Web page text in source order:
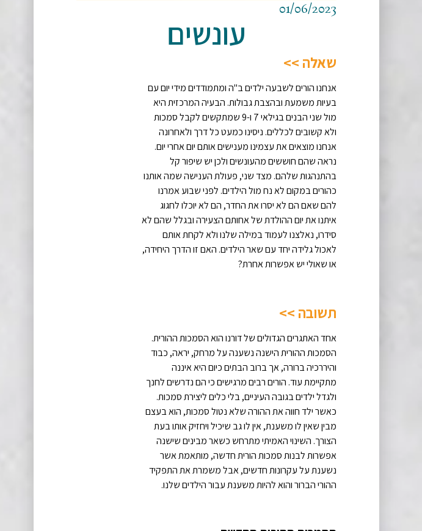
01/06/2023
עונשים
שאלה >>
אנחנו הורים לשבעה ילדים ב"ה ומתמודדים מידי יום עם
בעיות משמעת ובהצבת גבולות. הבעיה המרכזית היא
מול שני הבנים בגילאי 7 ו-9 שמתקשים לקבל סמכות
ולא קשובים לכללים. ניסינו כמעט כל דרך ולאחרונה
אנחנו מוצאים את עצמינו מענישים אותם יום אחרי יום.
נראה שהם חוששים מהעונשים ולכן יש שיפור קל
בהתנהגות שלהם. מצד שני, פעולת הענישה שמה אותנו
כהורים במקום לא נח מול הילדים. לפני שבוע אמרנו
להם שאם הם לא יסרו את החדר, הם לא יוכלו לחגוג
איתנו את יום ההולדת של אחותם הצעירה ובגלל שהם לא
סידרו, נאלצנו לעמוד במילה שלנו ולא לקחת אותם
לאכול גלידה יחד עם שאר הילדים. האם זו הדרך היחידה,
או שאולי יש אפשרות אחרת?
תשובה >>
אחד האתגרים הגדולים של דורנו הוא הסמכות ההורית.
הסמכות ההורית הישנה נשענה על מרחק, יראה, כבוד
והיררכיה ברורה, אך ברוב הבתים כיום היא איננה
מתקיימת עוד. הורים רבים מרגישים כי הם נדרשים לחנך
ולגדל ילדים בגובה העיניים, בלי כלים ליצירת סמכות.
כאשר ילד חווה את ההורה שלא נטול סמכות, הוא בעצם
מבין שאין לו משענת, אין לו גב שיכיל ויחזיק אותו בעת
הצורך. השינוי האמיתי מתרחש כשאר מבינים שישנה
אפשרות לבנות סמכות הורית חדשה, מותאמת אשר
נשענת על עקרונות חדשים, אבל משמרת את התפקיד
ההורי הברור והוא להיות משענת עבור הילדים שלנו.